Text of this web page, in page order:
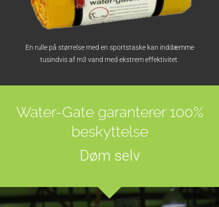
En rulle på størrelse med en sportstaske kan inddæmme
tusindvis af m3 vand med ekstrem effektivitet.
Water-Gate garanterer 100%
beskyttelse
Døm selv